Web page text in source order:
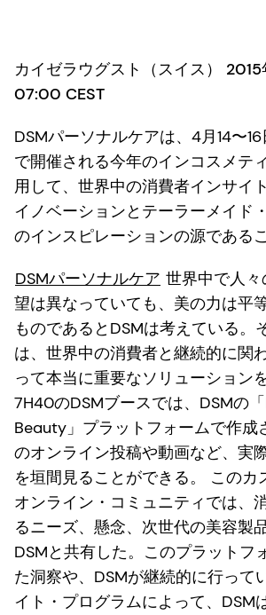
カイゼラウグスト（スイス） 2015
07:00 CEST
DSMパーソナルケアは、4月14〜
で開催される今年のインコスメテ
用して、世界中の消費者インサイ
イノベーションとテーラーメイド
のインスピレーションの源である
DSMパーソナルケア 世界中で人
望は異なっていても、美の力は平
ものであるとDSMは考えている。
は、世界中の消費者と継続的に関
って本当に重要なソリューション
7H40のDSMブースでは、DSMの
Beauty」プラットフォームで作成
のオンライン投稿や動画など、実
を垣間見ることができる。 このカ
オンライン・コミュニティでは、
るニーズ、懸念、次世代の美容製
DSMと共有した。このプラットフ
た洞察や、DSMが継続的に行って
イト・プログラムによって、DSM